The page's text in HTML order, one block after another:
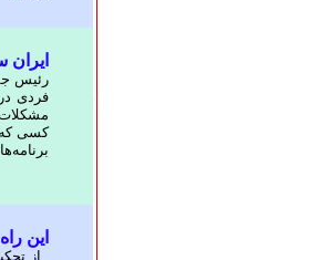
رئیس
فردی
کسی که
این
از